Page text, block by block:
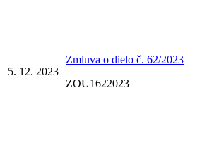
5. 12. 2023
Zmluva o dielo č. 62/2023
ZOU1622023